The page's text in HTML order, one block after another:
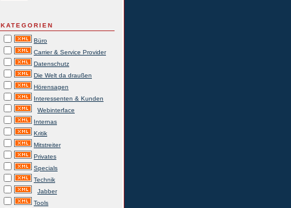
KATEGORIEN
Büro
Carrier & Service Provider
Datenschutz
Die Welt da draußen
Hörensagen
Interessenten & Kunden
Webinterface
Internas
Kritik
Mitstreiter
Privates
Specials
Technik
Jabber
Tools